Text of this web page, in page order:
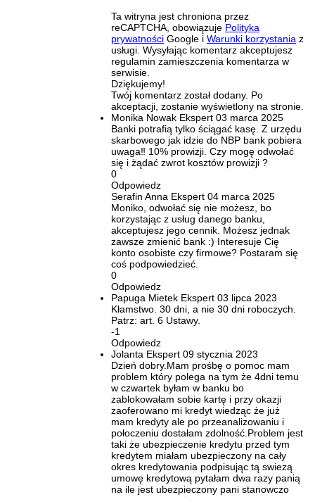
Ta witryna jest chroniona przez
reCAPTCHA, obowiązuje Polityka
prywatności Google i Warunki korzystania z
usługi. Wysyłając komentarz akceptujesz
regulamin zamieszczenia komentarza w
serwisie.
Dziękujemy!
Twój komentarz został dodany. Po
akceptacji, zostanie wyświetlony na stronie.
Monika Nowak Ekspert 03 marca 2025
Banki potrafią tylko ściągać kasę. Z urzędu
skarbowego jak idzie do NBP bank pobiera
uwaga‼️ 10% prowizji. Czy mogę odwołać
się i żądać zwrot kosztów prowizji ?
0
Odpowiedz
Serafin Anna Ekspert 04 marca 2025
Moniko, odwołać się nie możesz, bo
korzystając z usług danego banku,
akceptujesz jego cennik. Możesz jednak
zawsze zmienić bank :) Interesuje Cię
konto osobiste czy firmowe? Postaram się
coś podpowiedzieć.
0
Odpowiedz
Papuga Mietek Ekspert 03 lipca 2023
Kłamstwo. 30 dni, a nie 30 dni roboczych.
Patrz: art. 6 Ustawy.
-1
Odpowiedz
Jolanta Ekspert 09 stycznia 2023
Dzień dobry.Mam prośbę o pomoc mam
problem który polega na tym że 4dni temu
w czwartek byłam w banku bo
zablokowałam sobie kartę i przy okazji
zaoferowano mi kredyt wiedząc że już
mam kredyty ale po przeanalizowaniu i
połoczeniu dostałam zdolność.Problem jest
taki że ubezpieczenie kredytu przed tym
kredytem miałam ubezpieczony na cały
okres kredytowania podpisując tą swiezą
umowę kredytową pytałam dwa razy panią
na ile jest ubezpieczony pani stanowczo